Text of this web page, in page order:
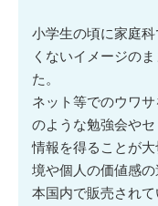
小学生の頃に家庭
くないイメージの
た。
ネット等でのウワ
のような勉強会や
情報を得ることが
境や個人の価値感
本国内で販売され